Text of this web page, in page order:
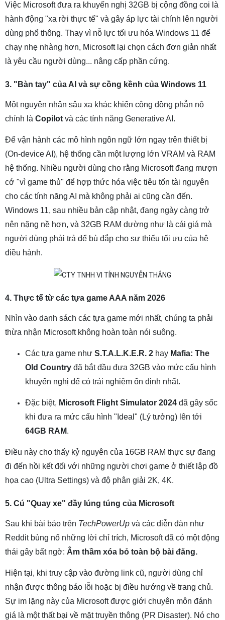
Việc Microsoft đưa ra khuyến nghị 32GB bị cộng đồng coi là
hành động "xa rời thực tế" và gây áp lực tài chính lên người
dùng phổ thông. Thay vì nỗ lực tối ưu hóa Windows 11 để
chạy nhẹ nhàng hơn, Microsoft lại chọn cách đơn giản nhất
là yêu cầu người dùng... nâng cấp phần cứng.
3. "Bàn tay" của AI và sự cồng kềnh của Windows 11
Một nguyên nhân sâu xa khác khiến cộng đồng phẫn nộ
chính là Copilot và các tính năng Generative AI.
Để vận hành các mô hình ngôn ngữ lớn ngay trên thiết bị
(On-device AI), hệ thống cần một lượng lớn VRAM và RAM
hệ thống. Nhiều người dùng cho rằng Microsoft đang mượn
cớ "vì game thủ" để hợp thức hóa việc tiêu tốn tài nguyên
cho các tính năng AI mà không phải ai cũng cần đến.
Windows 11, sau nhiều bản cập nhật, đang ngày càng trở
nên nặng nề hơn, và 32GB RAM dường như là cái giá mà
người dùng phải trả để bù đắp cho sự thiếu tối ưu của hệ
điều hành.
4. Thực tế từ các tựa game AAA năm 2026
Nhìn vào danh sách các tựa game mới nhất, chúng ta phải
thừa nhận Microsoft không hoàn toàn nói suông.
Các tựa game như S.T.A.L.K.E.R. 2 hay Mafia: The
Old Country đã bắt đầu đưa 32GB vào mức cấu hình
khuyến nghị để có trải nghiệm ổn định nhất.
Đặc biệt, Microsoft Flight Simulator 2024 đã gây sốc
khi đưa ra mức cấu hình "Ideal" (Lý tưởng) lên tới
64GB RAM.
Điều này cho thấy kỷ nguyên của 16GB RAM thực sự đang
đi đến hồi kết đối với những người chơi game ở thiết lập đồ
họa cao (Ultra Settings) và độ phân giải 2K, 4K.
5. Cú "Quay xe" đầy lúng túng của Microsoft
Sau khi bài báo trên TechPowerUp và các diễn đàn như
Reddit bùng nổ những lời chỉ trích, Microsoft đã có một động
thái gây bất ngờ: Âm thầm xóa bỏ toàn bộ bài đăng.
Hiện tại, khi truy cập vào đường link cũ, người dùng chỉ
nhận được thông báo lỗi hoặc bị điều hướng về trang chủ.
Sự im lặng này của Microsoft được giới chuyên môn đánh
giá là một thất bại về mặt truyền thông (PR Disaster). Nó cho